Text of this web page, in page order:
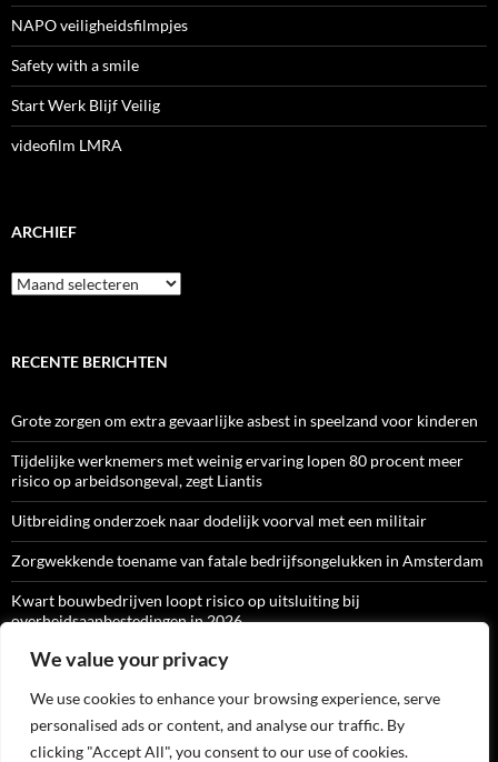
We value your privacy
We use cookies to enhance your browsing experience, serve
personalised ads or content, and analyse our traffic. By
clicking "Accept All", you consent to our use of cookies.
NAPO veiligheidsfilmpjes
Safety with a smile
Start Werk Blijf Veilig
videofilm LMRA
ARCHIEF
Archief
RECENTE BERICHTEN
Grote zorgen om extra gevaarlijke asbest in speelzand voor kinderen
Tijdelijke werknemers met weinig ervaring lopen 80 procent meer
risico op arbeidsongeval, zegt Liantis
Uitbreiding onderzoek naar dodelijk voorval met een militair
Zorgwekkende toename van fatale bedrijfsongelukken in Amsterdam
Kwart bouwbedrijven loopt risico op uitsluiting bij
overheidsaanbestedingen in 2026
ARBO-CATALOGI